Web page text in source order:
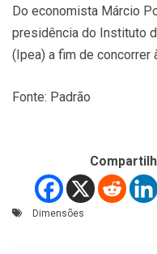
Do economista Márcio
presidência do Instituto
(Ipea) a fim de concorrer
Fonte: Padrão
Dimensões